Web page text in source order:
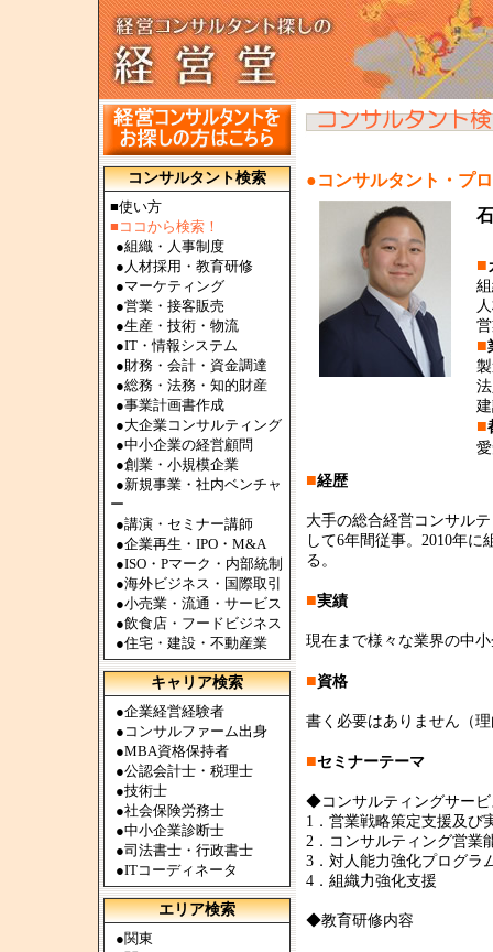
コンサルタント検索
■使い方
■ココから検索！
●組織・人事制度
● 人材採用・教育研修
●マーケティング
●営業・接客販売
●生産・技術・物流
●IT・情報システム
●財務・会計・資金調達
●総務・法務・知的財産
●事業計画書作成
●大企業コンサルティング
●中小企業の経営顧問
●創業・小規模企業
●新規事業・社内ベンチャ
ー
●講演・セミナー講師
●企業再生・IPO・M&A
●ISO・Pマーク・内部統制
●海外ビジネス・国際取引
●小売業・流通・サービス
●飲食店・フードビジネス
●住宅・建設・不動産業
キャリア検索
●企業経営経験者
● コンサルファーム出身
●MBA資格保持者
●公認会計士・税理士
●技術士
●社会保険労務士
●中小企業診断士
●司法書士・行政書士
●ITコーディネータ
エリア検索
●関東
●コンサルタント・プ
■
■
■
■経歴
大手の総合経営コンサル
して6年間従事。2010年
る。
■実績
現在まで様々な業界の中
■資格
書く必要はありません（
■セミナーテーマ
◆コンサルティングサービ
1．営業戦略策定支援及
2．コンサルティング営業
3．対人能力強化プログ
4．組織力強化支援
◆教育研修内容